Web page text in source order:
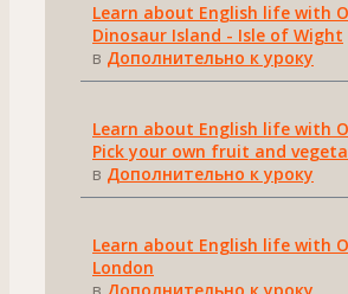
Learn about English life with
Dinosaur Island - Isle of Wight
в Дополнительно к уроку
Learn about English life with
Pick your own fruit and
в Дополнительно к уроку
Learn about English life with
London